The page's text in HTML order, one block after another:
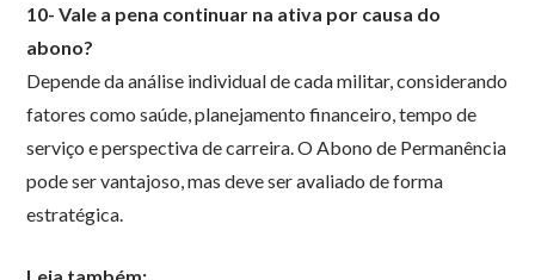
10- Vale a pena continuar na ativa por causa do
abono?
Depende da análise individual de cada militar, considerando
fatores como saúde, planejamento financeiro, tempo de
serviço e perspectiva de carreira. O Abono de Permanência
pode ser vantajoso, mas deve ser avaliado de forma
estratégica.